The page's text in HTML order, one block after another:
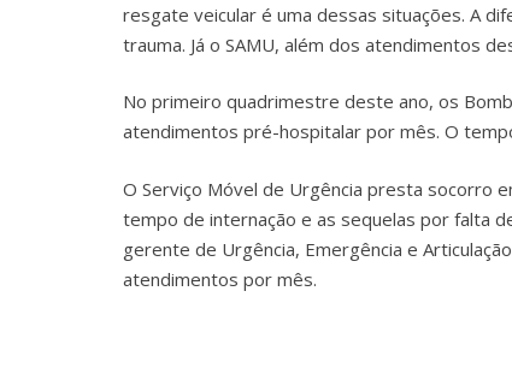
resgate veicular é uma dessas situações. A
trauma. Já o SAMU, além dos atendimentos
No primeiro quadrimestre deste ano, os
atendimentos pré-hospitalar por mês. O
O Serviço Móvel de Urgência presta socorro
tempo de internação e as sequelas por falta
gerente de Urgência, Emergência e
atendimentos por mês.